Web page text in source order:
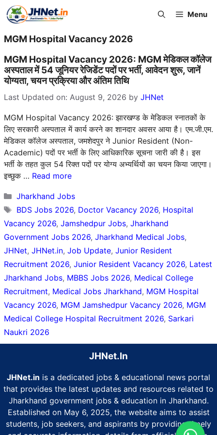
Skip
to
Menu
MGM Hospital Vacancy 2026
MGM Hospital Vacancy 2026: MGM मेडिकल कॉलेज
अस्पताल में 54 जूनियर रेजिडेंट पदों पर भर्ती, आवेदन शुरू, जानें
योग्यता, चयन प्रक्रिया और अंतिम तिथि
Last Updated on: August 9, 2026 by JHNet
MGM Hospital Vacancy 2026: झारखण्ड के मेडिकल स्नातकों के
लिए सरकारी अस्पताल में कार्य करने का शानदार अवसर आया है। एम.जी.एम.
मेडिकल कॉलेज अस्पताल, जमशेदपुर ने Junior Resident (Non-
Academic) पदों पर भर्ती के लिए आधिकारिक सूचना जारी की है। इस
भर्ती के तहत कुल 54 रिक्त पदों पर योग्य अभ्यर्थियों का चयन किया जाएगा।
इच्छुक … Read more
Categories
Jharkhand Jobs
Tags
BDS Jobs 2026, Doctor Vacancy 2026, Hospital
Vacancy 2026, Jamshedpur Jobs, Jharkhand
Government Jobs 2026, Jharkhand Medical Jobs,
JHNet, JHNet.in, Job Update, Junior Resident
Recruitment 2026, Junior Resident Vacancy 2026, Latest
Jharkhand Jobs, MBBS Jobs 2026, Medical College
Recruitment, Medical Jobs Jharkhand, MGM Hospital
Vacancy 2026, MGM Jamshedpur Vacancy 2026, MGM
Medical College Hospital Recruitment 2026, Sarkari
Naukri 2026
JHNet.In
JHNet.in is a dedicated jobs & educational news portal
that provides the latest updates and resources related to
Jharkhand government jobs & education in Jharkhand.
Established on May 6, 2025, the website aims to assist
students, job seekers, and aspirants by providing timely